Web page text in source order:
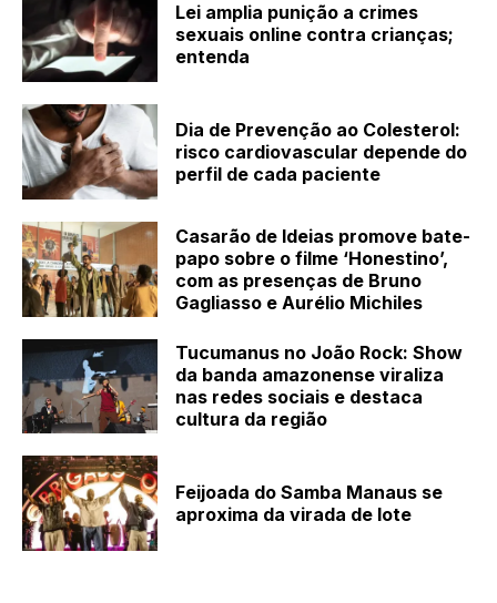
Lei amplia punição a crimes
sexuais online contra crianças;
entenda
Dia de Prevenção ao Colesterol:
risco cardiovascular depende do
perfil de cada paciente
Casarão de Ideias promove bate-
papo sobre o filme ‘Honestino’,
com as presenças de Bruno
Gagliasso e Aurélio Michiles
Tucumanus no João Rock: Show
da banda amazonense viraliza
nas redes sociais e destaca
cultura da região
Feijoada do Samba Manaus se
aproxima da virada de lote